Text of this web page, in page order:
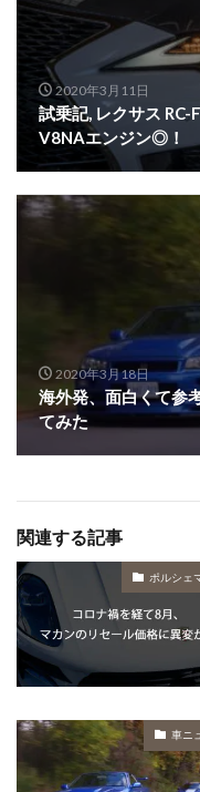
2020年3月11日
試乗記, レクサス
V8NAエンジン◎！
2020年3月18日
海外発、面白くて参
てみた
関連する記事
ポルシェ
車ニ